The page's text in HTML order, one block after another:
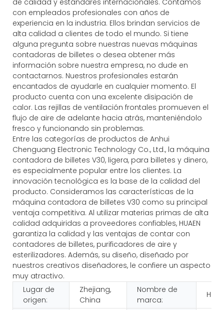
con empleados profesionales con años de
experiencia en la industria. Ellos brindan servicios de
alta calidad a clientes de todo el mundo. Si tiene
alguna pregunta sobre nuestras nuevas máquinas
contadoras de billetes o desea obtener más
información sobre nuestra empresa, no dude en
contactarnos. Nuestros profesionales estarán
encantados de ayudarle en cualquier momento. El
producto cuenta con una excelente disipación de
calor. Las rejillas de ventilación frontales promueven el
flujo de aire de adelante hacia atrás, manteniéndolo
fresco y funcionando sin problemas.
Entre las categorías de productos de Anhui
Chenguang Electronic Technology Co., Ltd., la máquina
contadora de billetes V30, ligera, para billetes y dinero,
es especialmente popular entre los clientes. La
innovación tecnológica es la base de la calidad del
producto. Consideramos las características de la
máquina contadora de billetes V30 como su principal
ventaja competitiva. Al utilizar materias primas de alta
calidad adquiridas a proveedores confiables, HUAEN
garantiza la calidad y las ventajas de contar con
contadores de billetes, purificadores de aire y
esterilizadores. Además, su diseño, diseñado por
nuestros creativos diseñadores, le confiere un aspecto
muy atractivo.
Lugar de
origen:
Zhejiang,
China
Nombre de
marca: